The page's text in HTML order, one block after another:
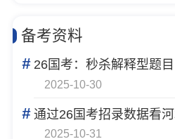
备考资料
#26国考：秒杀解释型题目
2025-10-30
#通过26国考招录数据看
2025-10-31